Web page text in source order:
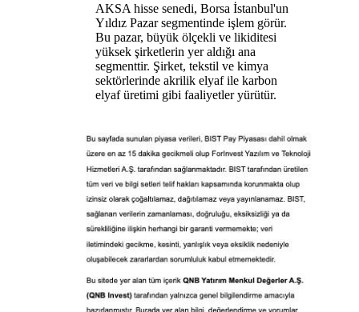
AKSA hisse senedi, Borsa İstanbul'un
Yıldız Pazar segmentinde işlem görür.
Bu pazar, büyük ölçekli ve likiditesi
yüksek şirketlerin yer aldığı ana
segmenttir. Şirket, tekstil ve kimya
sektörlerinde akrilik elyaf ile karbon
elyaf üretimi gibi faaliyetler yürütür.